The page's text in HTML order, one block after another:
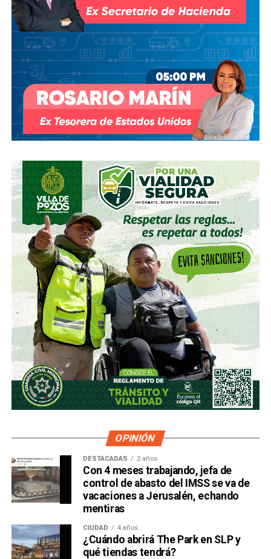
OPINIÓN
DESTACADAS 2 años
Con 4 meses trabajando, jefa de
control de abasto del IMSS se va de
vacaciones a Jerusalén, echando
mentiras
CIUDAD 4 años
¿Cuándo abrirá The Park en SLP y
qué tiendas tendrá?